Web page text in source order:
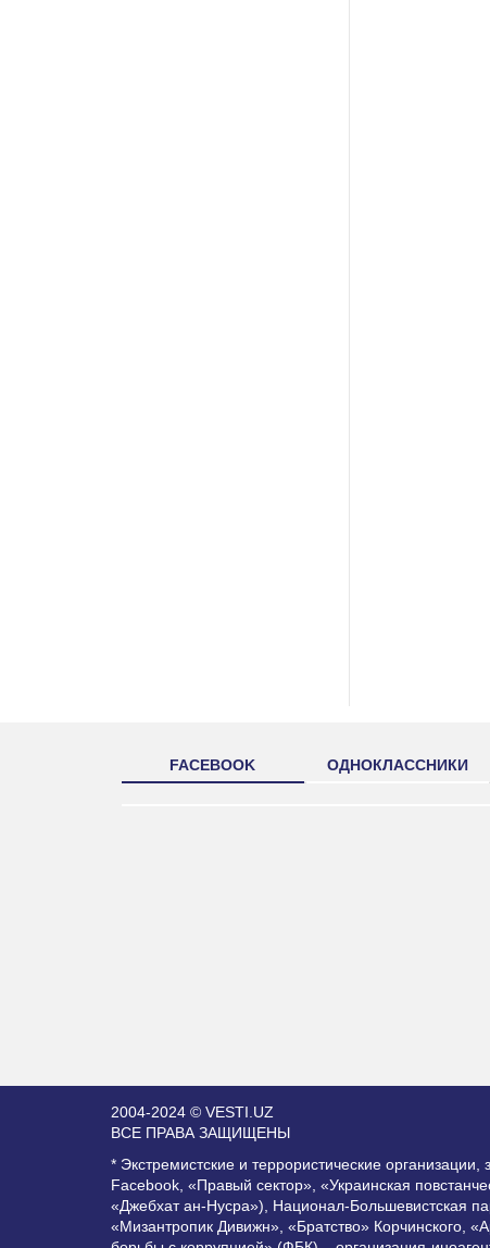
FACEBOOK ОДНОКЛАССНИКИ
2004-2024 © VESTI.UZ
ВСЕ ПРАВА ЗАЩИЩЕНЫ
* Экстремистские и террористические
Facebook, «Правый сектор», «Украинская
«Джебхат ан-Нусра»), Национал-Большевистская
«Мизантропик Дивижн», «Братство» Корчинского,